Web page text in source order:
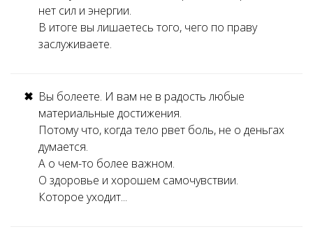
нет сил и энергии.
В итоге вы лишаетесь того, чего по праву
заслуживаете.
Вы болеете. И вам не в радость любые
материальные достижения.
Потому что, когда тело рвет боль, не о деньгах
думается.
А о чем-то более важном.
О здоровье и хорошем самочувствии.
Которое уходит...